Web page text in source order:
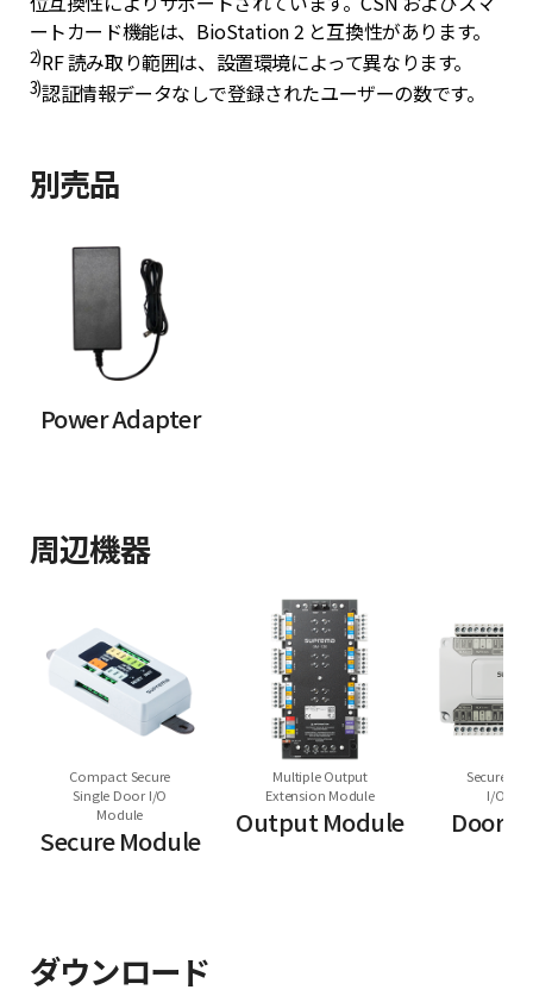
ートカード機能は、BioStation 2 と互換性があります。
2)RF 読み取り範囲は、設置環境によって異なります。
3)認証情報データなしで登録されたユーザーの数です。
別売品
Power Adapter
周辺機器
Compact Secure
Single Door I/O
Module
Secure Module
Multiple Output
Extension Module
Output Module
Secure
I/O
Door
ダウンロード